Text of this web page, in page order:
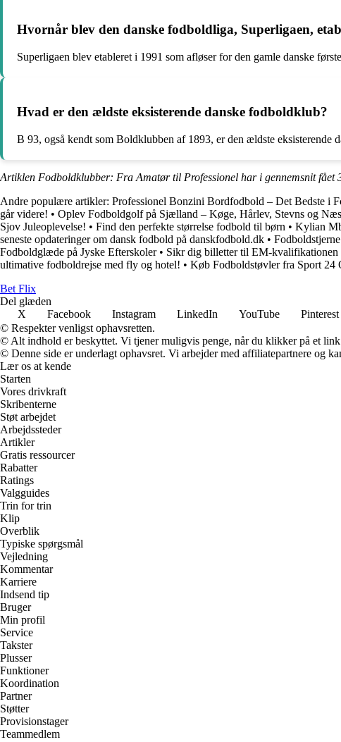
Hvornår blev den danske fodboldliga, Superligaen,
Superligaen blev etableret i 1991 som afløser for den gamle danske
Hvad er den ældste eksisterende danske fodboldklub?
B 93, også kendt som Boldklubben af 1893, er den ældste
Artiklen Fodboldklubber: Fra Amatør til Professionel har i gennemsnit fået
Andre populære artikler: Professionel Bonzini Bordfodbold – Det Bedste i
går videre! • Oplev Fodboldgolf på Sjælland – Køge, Hårlev, Stevns og
Sjov Juleoplevelse! • Find den perfekte størrelse fodbold til børn • Kylian
seneste opdateringer om dansk fodbold på danskfodbold.dk •
Fodboldglæde på Jyske Efterskoler• Sikr dig billetter til EM-kvalifikationen
ultimative fodboldrejse med fly og hotel! • Køb Fodboldstøvler fra Sport
Bet Flix
Del glæden
X
Facebook Instagram LinkedIn YouTube Pinterest
© Respekter venligst ophavsretten.
© Alt indhold er beskyttet. Vi tjener muligvis penge, når du klikker på et
© Denne side er underlagt ophavsret. Vi arbejder med affiliatepartnere og
Lær os at kende
Starten
Vores drivkraft
Skribenterne
Støt arbejdet
Arbejdssteder
Artikler
Gratis ressourcer
Rabatter
Ratings
Valgguides
Trin for trin
Klip
Overblik
Typiske spørgsmål
Vejledning
Kommentar
Karriere
Indsend tip
Bruger
Min profil
Service
Takster
Plusser
Funktioner
Koordination
Partner
Støtter
Provisionstager
Teammedlem